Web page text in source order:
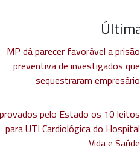
MP dá parecer favorável a prisão
preventiva de investigados que
sequestraram empresário
pelo Estado os 10 leitos
para UTI Cardiológica do Hospital
Vida e Saúde